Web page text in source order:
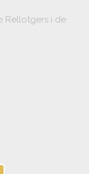
Rellotgers i de